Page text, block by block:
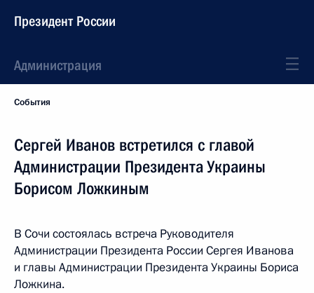
Президент России
Администрация
События
Сергей Иванов встретился с главой
Администрации Президента Украины
Борисом Ложкиным
В Сочи состоялась встреча Руководителя
Администрации Президента России Сергея Иванова
и главы Администрации Президента Украины Бориса
Ложкина.